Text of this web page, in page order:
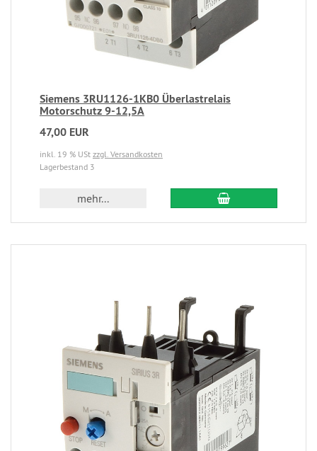
Siemens 3RU1126-1KB0 Überlastrelais
Motorschutz 9-12,5A
47,00 EUR
inkl. 19 % USt zzgl. Versandkosten
Lagerbestand 3
mehr...